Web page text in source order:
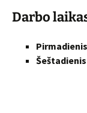
Darbo